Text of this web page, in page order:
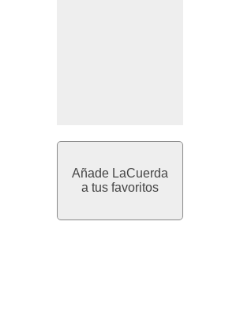
Añade LaCuerda
a tus favoritos